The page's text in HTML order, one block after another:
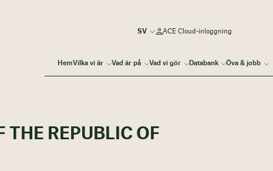
HemVilka vi är Vad är på Vad vi gör Databank Öva & jobb
ACE Cloud-inloggning
THE REPUBLIC OF